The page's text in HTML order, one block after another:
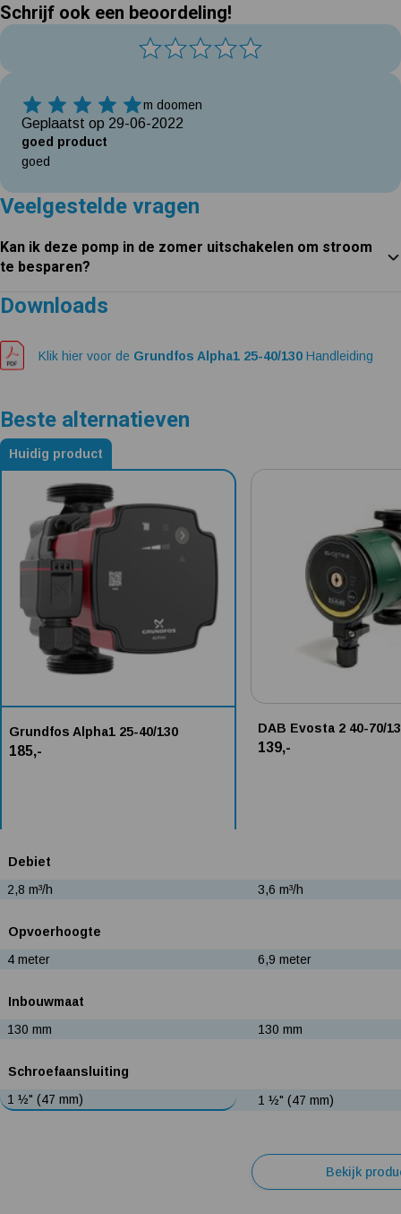
Schrijf ook een beoordeling!
5 Sterren m doomen
Geplaatst op 29-06-2022
goed product
goed
Veelgestelde vragen
Kan ik deze pomp in de zomer uitschakelen om stroom
te besparen?
Downloads
Klik hier voor de Grundfos Alpha1 25-40/130 Handleiding
Beste alternatieven
Alternatieven voor Grundfos Alpha1 25-40/130
Huidig product
Grundfos Alpha1 25-40/130
185,-
DAB Evosta 2 40-70/
139,-
Debiet
2,8 m³/h
3,6 m³/h
Opvoerhoogte
4 meter
6,9 meter
Inbouwmaat
130 mm
130 mm
Schroefaansluiting
1 ½" (47 mm)
1 ½" (47 mm)
Bekijk